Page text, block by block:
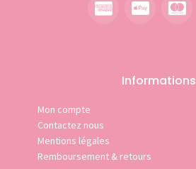
Informations
Mon compte
Contactez nous
Mentions légales
Remboursement & retours